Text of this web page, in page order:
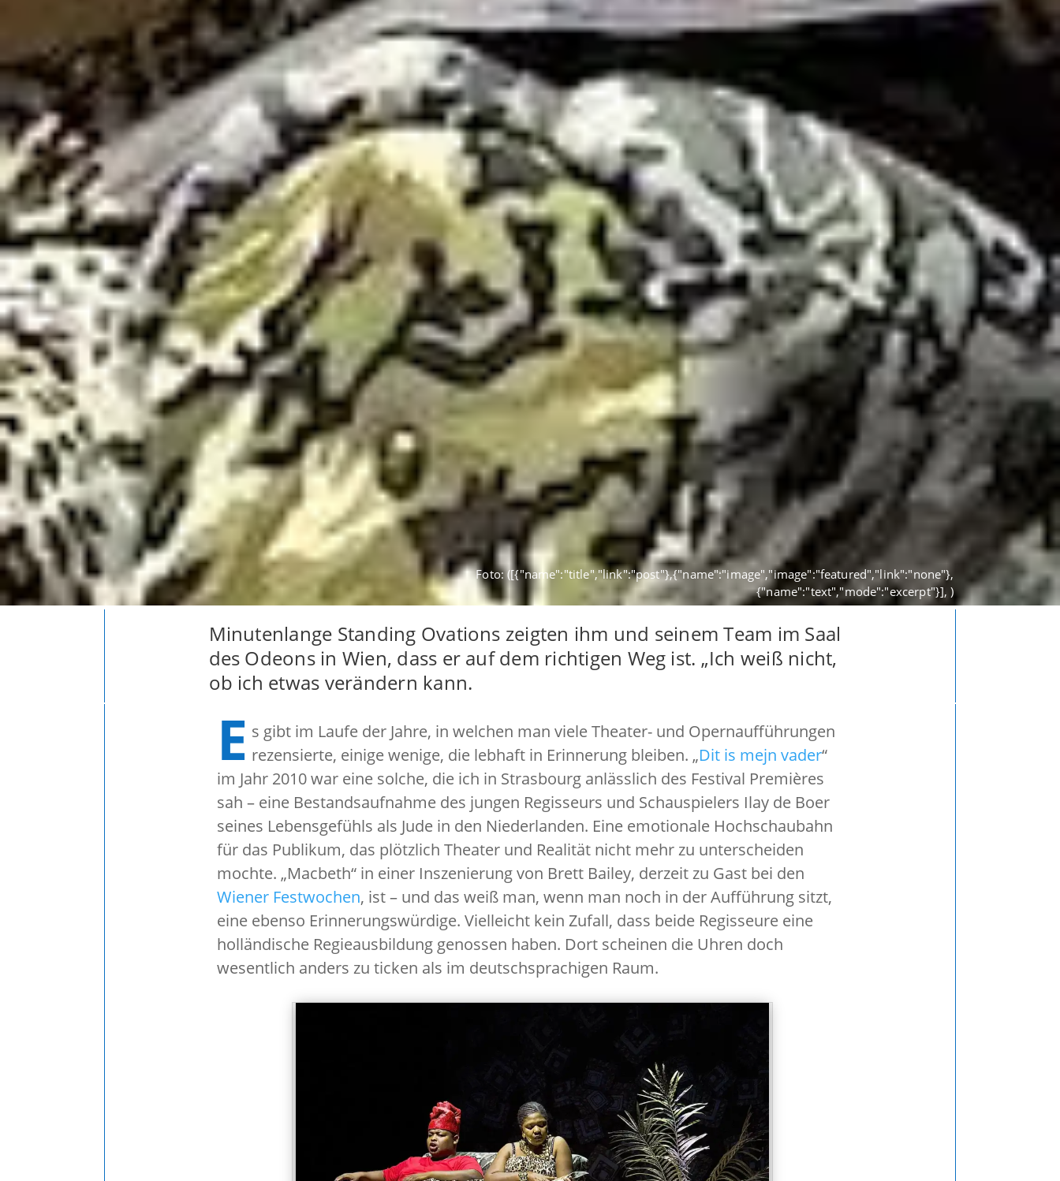
Foto: ([{"name":"title","link":"post"},{"name":"image","image":"featured","link":"none"},
{"name":"text","mode":"excerpt"}], )
Minutenlange Standing Ovations zeigten ihm und seinem Team im Saal
des Odeons in Wien, dass er auf dem richtigen Weg ist. „Ich weiß nicht,
ob ich etwas verändern kann.
E s gibt im Laufe der Jahre, in welchen man viele Theater- und Opernaufführungen
rezensierte, einige wenige, die lebhaft in Erinnerung bleiben. „Dit is mejn vader“
im Jahr 2010 war eine solche, die ich in Strasbourg anlässlich des Festival Premières
sah – eine Bestandsaufnahme des jungen Regisseurs und Schauspielers Ilay de Boer
seines Lebensgefühls als Jude in den Niederlanden. Eine emotionale Hochschaubahn
für das Publikum, das plötzlich Theater und Realität nicht mehr zu unterscheiden
mochte. „Macbeth“ in einer Inszenierung von Brett Bailey, derzeit zu Gast bei den
Wiener Festwochen, ist – und das weiß man, wenn man noch in der Aufführung sitzt,
eine ebenso Erinnerungswürdige. Vielleicht kein Zufall, dass beide Regisseure eine
holländische Regieausbildung genossen haben. Dort scheinen die Uhren doch
wesentlich anders zu ticken als im deutschsprachigen Raum.